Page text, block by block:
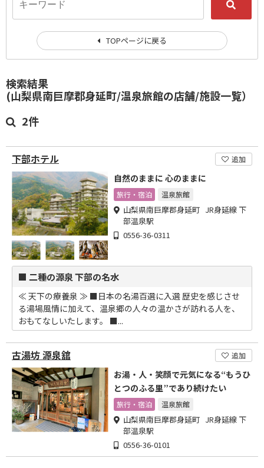
検索結果
(山梨県南巨摩郡身延町/温泉旅館の店舗/施設一覧）
2件
下部ホテル 追加
自然のままに 心のままに
旅行・宿泊 温泉旅館
山梨県南巨摩郡身延町 JR身延線 下
部温泉駅
0556-36-0311
■ 二種の源泉 下部の名水
≪ 天下の療養泉 ≫ ■日本の名湯百選に入選 歴史を感じさせ
る湯場風情に加えて、温泉郷の人々の温かさが訪れる人を、
おもてなしいたします。 ■...
古湯坊 源泉舘 追加
お湯・人・笑顔で元気になる“もうひ
とつのふる里”であり続けたい
旅行・宿泊 温泉旅館
山梨県南巨摩郡身延町 JR身延線 下
部温泉駅
0556-36-0101
TOPページに戻る